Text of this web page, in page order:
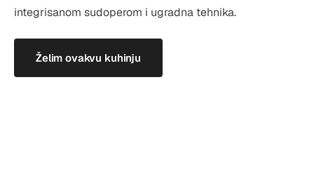
integrisanom sudoperom i ugradna tehnika.
Želim ovakvu kuhinju